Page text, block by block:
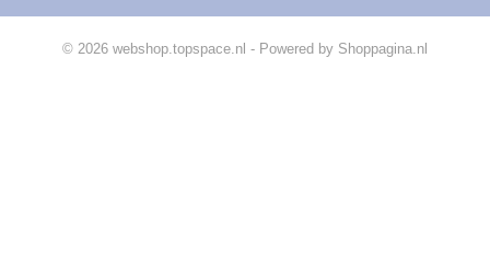
© 2026 webshop.topspace.nl - Powered by Shoppagina.nl